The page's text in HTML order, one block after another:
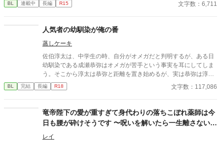
✩ ✩ 幼き日に交わした『約束』。その約束が果たされたの
から三年。リュシオンが事故により記憶喪失になったことで、全
てが狂っていく――。 ――――――――――― ✻男しかいな
い、αとΩしかいない世界観なので、女性やβといった概念は出て
きません。 ✻独自設定の異世界オメガバースです。 ✻4話までは
毎日更新。その後は週3話の更新を目指します。執筆しながらの
更新、遅筆なのでゆっくりペースにはなりますが、完結は保証い
とうございます😊
BL 連載中 長編 R15 文字数：6,711
人気者の幼馴染が俺の番
蒸しケーキ
佐伯淳太は、中学生の時、自分がオメガだと判明するが、ある日
幼馴染である成瀬恭弥はオメガが苦手という事実を耳にしてしま
う。そこから淳太は恭弥と距離を置き始めるが、実は恭弥は淳太
のことがずっと好きで、、、 ※「二人で過ごす発情期の話」の二
人が高校生のときのお話です。どちらから読んでも問題なくお読
いていきます。お付き合い頂けましたら幸いです。
BL 完結 長編 R18 文字数：117,086
竜帝陛下の愛が重すぎて身代わりの落ちこぼれ薬師は今
日も腰が砕けそうです 〜呪いを解いたら一生離さないと
宣言されました〜
レイ